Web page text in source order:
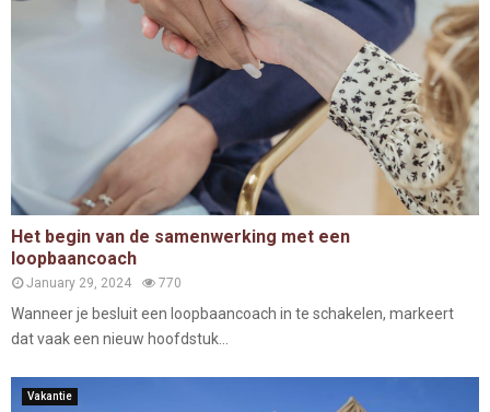
Het begin van de samenwerking met een
loopbaancoach
January 29, 2024 770
Wanneer je besluit een loopbaancoach in te schakelen, markeert
dat vaak een nieuw hoofdstuk...
Vakantie